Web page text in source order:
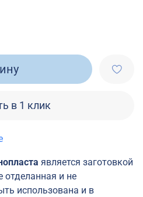
в 1 клик
является заготовкой
отделанная и не
использована и в